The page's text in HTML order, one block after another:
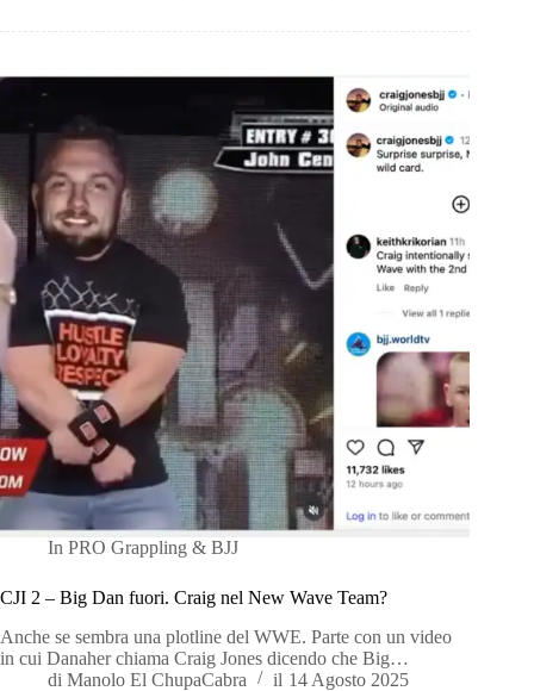
In PRO Grappling & BJJ
CJI 2 – Big Dan fuori. Craig nel New Wave Team?
Anche se sembra una plotline del WWE. Parte con un video
in cui Danaher chiama Craig Jones dicendo che Big…
di Manolo El ChupaCabra il 14 Agosto 2025